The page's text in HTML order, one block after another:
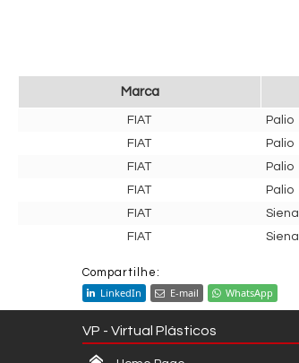
Marca
FIAT Palio
FIAT
Palio
FIAT
Palio
FIAT
Palio
FIAT
Siena
FIAT
Siena
Compartilhe:
LinkedIn E-mail WhatsApp
VP - Virtual Plásticos